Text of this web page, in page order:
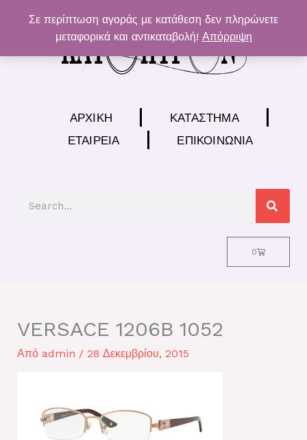
Σε περίπτωση αγοράς με κατάθεση δεν πληρώνετε
μεταφορικά και αντικαταβολή! Απόρριψη
περιεχόμενο
ΑΡΧΙΚΉ
ΚΑΤΆΣΤΗΜΑ
ΕΤΑΙΡΕΊΑ
ΕΠΙΚΟΙΝΩΝΊΑ
0
Cart
VERSACE 1206B 1052
Από admin / 28 Δεκεμβρίου, 2015